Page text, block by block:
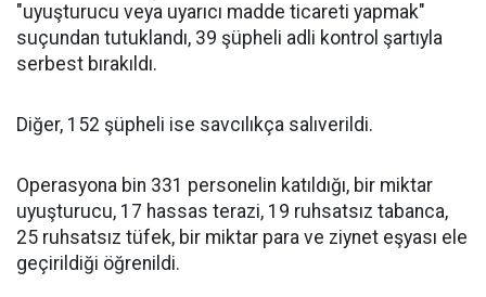
"uyuşturucu veya uyarıcı madde ticareti yapmak"
suçundan tutuklandı, 39 şüpheli adli kontrol şartıyla
serbest bırakıldı.
Diğer, 152 şüpheli ise savcılıkça salıverildi.
Operasyona bin 331 personelin katıldığı, bir miktar
uyuşturucu, 17 hassas terazi, 19 ruhsatsız tabanca,
25 ruhsatsız tüfek, bir miktar para ve ziynet eşyası ele
geçirildiği öğrenildi.